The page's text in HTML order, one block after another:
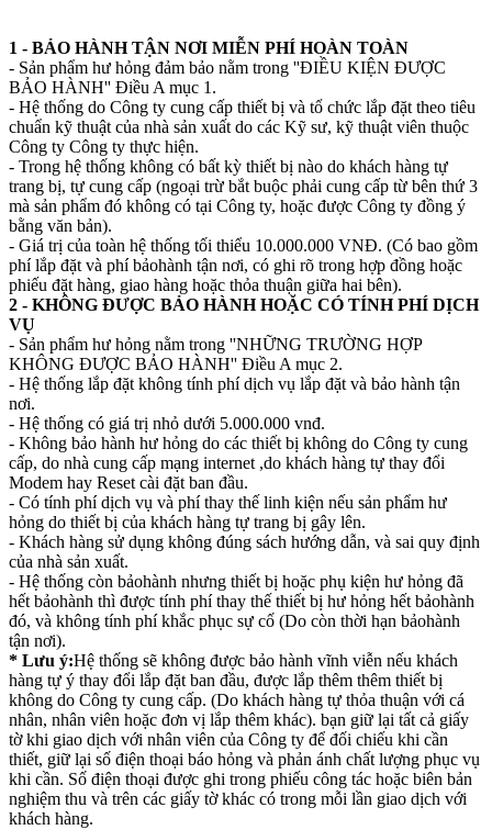
1 - BẢO HÀNH TẬN NƠI MIỄN PHÍ HOÀN TOÀN
- Sản phẩm hư hỏng đảm bảo nằm trong ''ĐIỀU KIỆN ĐƯỢC
BẢO HÀNH'' Điều A mục 1.
- Hệ thống do Công ty cung cấp thiết bị và tổ chức lắp đặt theo tiêu
chuẩn kỹ thuật của nhà sản xuất do các Kỹ sư, kỹ thuật viên thuộc
Công ty Công ty thực hiện.
- Trong hệ thống không có bất kỳ thiết bị nào do khách hàng tự
trang bị, tự cung cấp (ngoại trừ bắt buộc phải cung cấp từ bên thứ 3
mà sản phẩm đó không có tại Công ty, hoặc được Công ty đồng ý
bằng văn bản).
- Giá trị của toàn hệ thống tối thiểu 10.000.000 VNĐ. (Có bao gồm
phí lắp đặt và phí bảohành tận nơi, có ghi rõ trong hợp đồng hoặc
phiếu đặt hàng, giao hàng hoặc thỏa thuận giữa hai bên).
2 - KHÔNG ĐƯỢC BẢO HÀNH HOẶC CÓ TÍNH PHÍ DỊCH
VỤ
- Sản phẩm hư hỏng nằm trong ''NHỮNG TRƯỜNG HỢP
KHÔNG ĐƯỢC BẢO HÀNH'' Điều A mục 2.
- Hệ thống lắp đặt không tính phí dịch vụ lắp đặt và bảo hành tận
nơi.
- Hệ thống có giá trị nhỏ dưới 5.000.000 vnđ.
- Không bảo hành hư hỏng do các thiết bị không do Công ty cung
cấp, do nhà cung cấp mạng internet ,do khách hàng tự thay đổi
Modem hay Reset cài đặt ban đầu.
- Có tính phí dịch vụ và phí thay thế linh kiện nếu sản phẩm hư
hỏng do thiết bị của khách hàng tự trang bị gây lên.
- Khách hàng sử dụng không đúng sách hướng dẫn, và sai quy định
của nhà sản xuất.
- Hệ thống còn bảohành nhưng thiết bị hoặc phụ kiện hư hỏng đã
hết bảohành thì được tính phí thay thế thiết bị hư hỏng hết bảohành
đó, và không tính phí khắc phục sự cố (Do còn thời hạn bảohành
tận nơi).
* Lưu ý:Hệ thống sẽ không được bảo hành vĩnh viễn nếu khách
hàng tự ý thay đổi lắp đặt ban đầu, được lắp thêm thêm thiết bị
không do Công ty cung cấp. (Do khách hàng tự thỏa thuận với cá
nhân, nhân viên hoặc đơn vị lắp thêm khác). bạn giữ lại tất cả giấy
tờ khi giao dịch với nhân viên của Công ty để đối chiếu khi cần
thiết, giữ lại số điện thoại báo hỏng và phản ánh chất lượng phục vụ
khi cần. Số điện thoại được ghi trong phiếu công tác hoặc biên bản
nghiệm thu và trên các giấy tờ khác có trong mỗi lần giao dịch với
khách hàng.